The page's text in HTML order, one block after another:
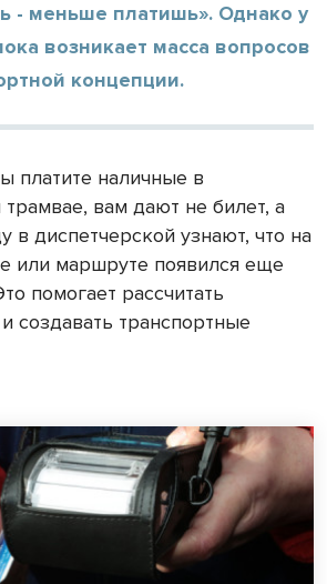
- меньше платишь». Однако у
возникает масса вопросов
концепции.
платите наличные в
вам дают не билет, а
в диспетчерской узнают, что на
или маршруте появился еще
помогает рассчитать
создавать транспортные